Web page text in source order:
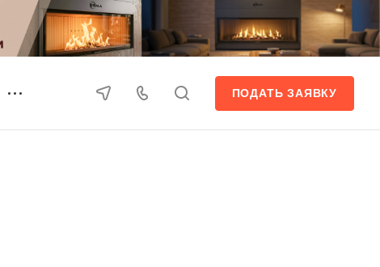
ПОДАТЬ ЗАЯВКУ